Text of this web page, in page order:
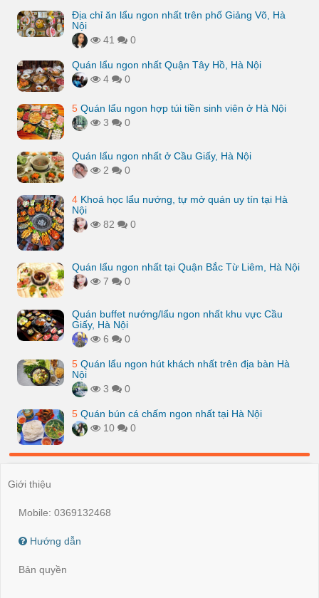
Địa chỉ ăn lẩu ngon nhất trên phố Giảng Võ, Hà
Nội
41
0
Quán lẩu ngon nhất Quận Tây Hồ, Hà Nội
4
0
5 Quán lẩu ngon hợp túi tiền sinh viên ở Hà Nội
3
0
Quán lẩu ngon nhất ở Cầu Giấy, Hà Nội
2
0
4 Khoá học lẩu nướng, tự mở quán uy tín tại Hà
Nội
82
0
Quán lẩu ngon nhất tại Quận Bắc Từ Liêm, Hà Nội
7
0
Quán buffet nướng/lẩu ngon nhất khu vực Cầu
Giấy, Hà Nội
6
0
5 Quán lẩu ngon hút khách nhất trên địa bàn Hà
Nội
3
0
5 Quán bún cá chấm ngon nhất tại Hà Nội
10
0
Giới thiệu
Mobile: 0369132468
Hướng dẫn
Bản quyền